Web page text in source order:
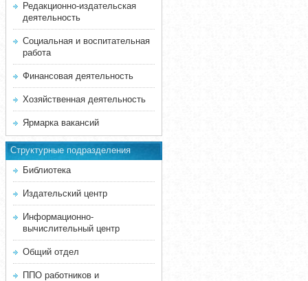
Редакционно-издательская
деятельность
Социальная и воспитательная
работа
Финансовая деятельность
Хозяйственная деятельность
Ярмарка вакансий
Структурные подразделения
Библиотека
Издательский центр
Информационно-
вычислительный центр
Общий отдел
ППО работников и